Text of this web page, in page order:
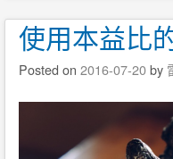
使用本益比
Posted on 2016-07-20by